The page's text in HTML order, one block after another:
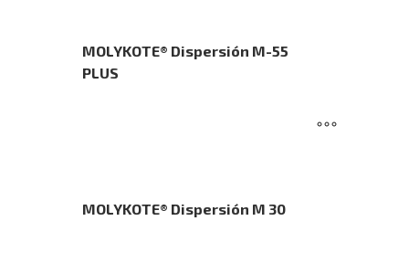
MOLYKOTE® Dispersión M-55
PLUS
MOLYKOTE® Dispersión M 30